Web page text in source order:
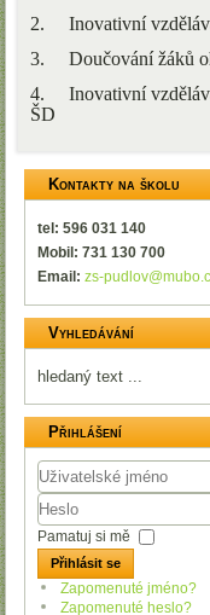
2. Inovativní
3.
Doučování žáků
4. Inovativní
ŠD
Kontakty na školu
tel: 596 031 140
Mobil: 731 130 700
Email:zs-
Vyhledávání
Přihlášení
Uživatelské
jméno
Heslo
Pamatuj si mě
Přihlásit se
Zapomenuté jméno?
Zapomenuté heslo?